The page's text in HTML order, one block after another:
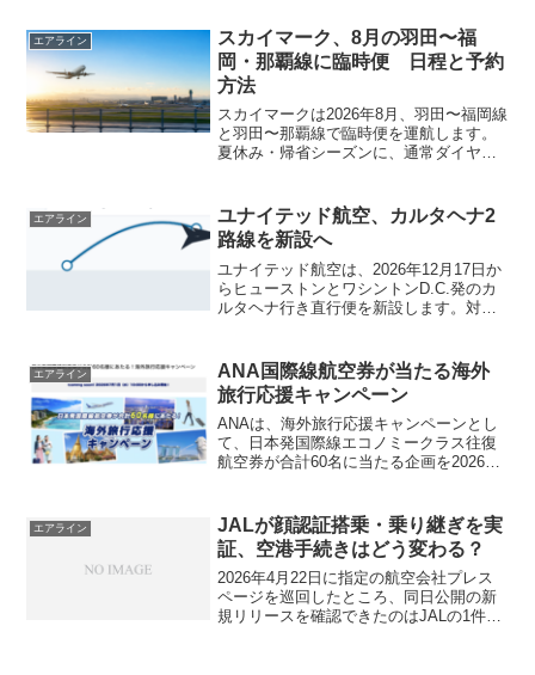
エアライン
スカイマーク、8月の羽田〜福
岡・那覇線に臨時便 日程と予約
方法
スカイマークは2026年8月、羽田〜福岡線
と羽田〜那覇線で臨時便を運航します。
夏休み・帰省シーズンに、通常ダイヤだ
内容です。8月の臨時便は合計38便臨時便
は羽田〜福岡線...
エアライン
ユナイテッド航空、カルタヘナ2
路線を新設へ
ユナイテッド航空は、2026年12月17日か
らヒューストンとワシントンD.C.発のカ
ルタヘナ行き直行便を新設します。対象
カルタヘナ線の2路線で、いずれも冬期は
週4往復...
エアライン
ANA国際線航空券が当たる海外
旅行応援キャンペーン
ANAは、海外旅行応援キャンペーンとし
て、日本発国際線エコノミークラス往復
航空券が合計60名に当たる企画を2026年
ル、バンコク、香港で、パスポート情報
を使った応募が...
エアライン
JALが顔認証搭乗・乗り継ぎを実
証、空港手続きはどう変わる？
2026年4月22日に指定の航空会社プレス
ページを巡回したところ、同日公開の新
規リリースを確認できたのはJALの1件で